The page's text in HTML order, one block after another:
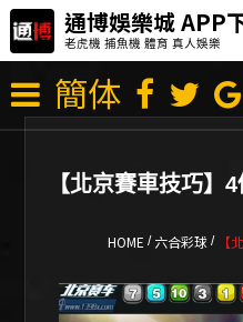
通博娛樂城 APP
老虎機 捕魚機 體育 真人娛樂
簡体
【北京賽車技巧】
HOME / 六合彩球/ 【